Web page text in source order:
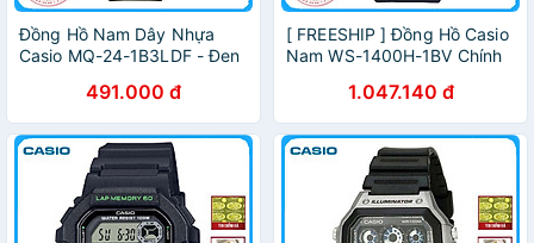
Đồng Hồ Nam Dây Nhựa
Casio MQ-24-1B3LDF - Đen
491.000 đ
[ FREESHIP ] Đồng Hồ Casio
Nam WS-1400H-1BV Chính
1.047.140 đ